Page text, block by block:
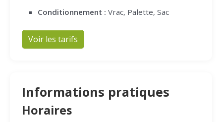
Conditionnement : Vrac, Palette, Sac
Voir les tarifs
Informations pratiques
Horaires